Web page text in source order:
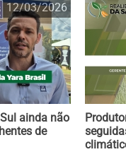
12/03/2026
ainda não
de